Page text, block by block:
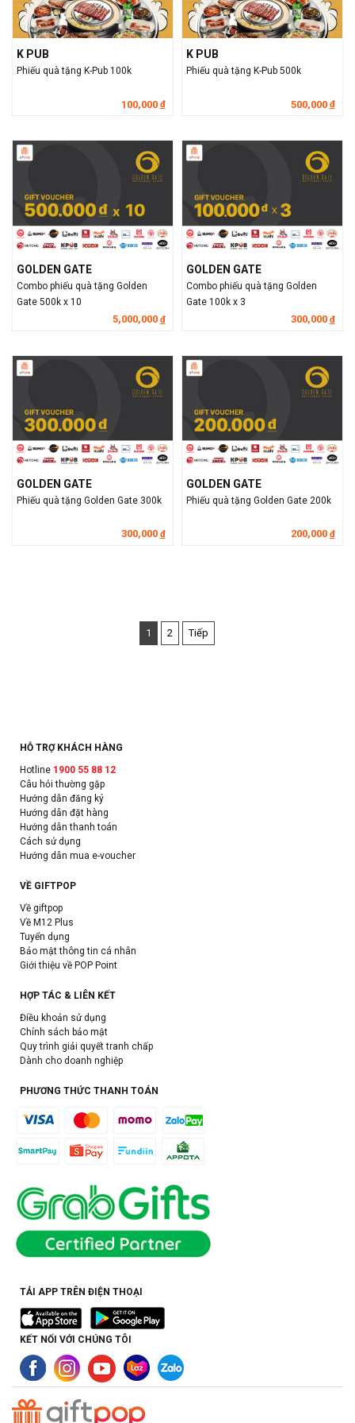
K PUB
Phiếu quà tặng K-Pub 100k
100,000 đ
K PUB
Phiếu quà tặng K-Pub 500k
500,000 đ
GOLDEN GATE
Combo phiếu quà tặng Golden
Gate 500k x 10
5,000,000 đ
GOLDEN GATE
Combo phiếu quà tặng Golden
Gate 100k x 3
300,000 đ
GOLDEN GATE
Phiếu quà tặng Golden Gate 300k
300,000 đ
GOLDEN GATE
Phiếu quà tặng Golden Gate 200k
200,000 đ
1 2 Tiếp
HỖ TRỢ KHÁCH HÀNG
Hotline 1900 55 88 12
Câu hỏi thường gặp
Hướng dẫn đăng ký
Hướng dẫn đặt hàng
Hướng dẫn thanh toán
Cách sử dụng
Hướng dẫn mua e-voucher
VỀ GIFTPOP
Về giftpop
Về M12 Plus
Tuyển dụng
Bảo mật thông tin cá nhân
Giới thiệu về POP Point
HỢP TÁC & LIÊN KẾT
Điều khoản sử dụng
Chính sách bảo mật
Quy trình giải quyết tranh chấp
Dành cho doanh nghiệp
PHƯƠNG THỨC THANH TOÁN
TẢI APP TRÊN ĐIỆN THOẠI
KẾT NỐI VỚI CHÚNG TÔI